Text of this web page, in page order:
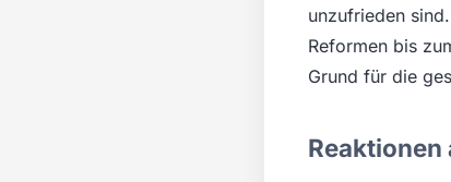
unzufrieden
Reformen bis
Grund für die